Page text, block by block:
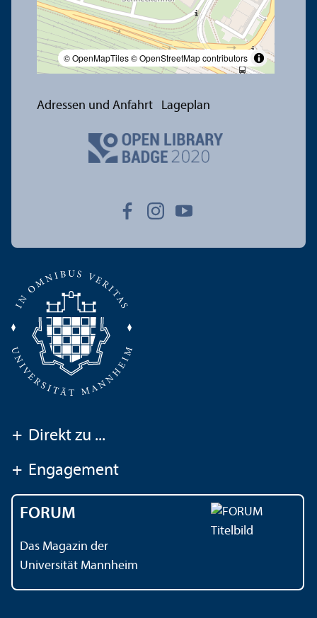
© OpenMapTiles© OpenStreetMap contributors
Adressen und Anfahrt Lageplan
+ Direkt zu ...
+ Engagement
FORUM
Das Magazin der
Universität Mannheim